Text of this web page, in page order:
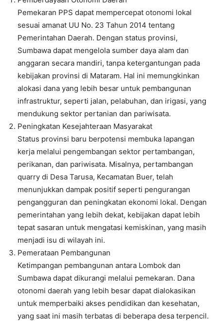
Pemekaran PPS dapat mempercepat otonomi lokal
sesuai amanat UU No. 23 Tahun 2014 tentang
Pemerintahan Daerah. Dengan status provinsi,
Sumbawa dapat mengelola sumber daya alam dan
anggaran secara mandiri, tanpa ketergantungan pada
kebijakan provinsi di Mataram. Hal ini memungkinkan
alokasi dana yang lebih besar untuk pembangunan
infrastruktur, seperti jalan, pelabuhan, dan irigasi, yang
mendukung sektor pertanian dan pariwisata.
Peningkatan Kesejahteraan Masyarakat
Status provinsi baru berpotensi membuka lapangan
kerja melalui pengembangan sektor pertambangan,
perikanan, dan pariwisata. Misalnya, pertambangan
quarry di Desa Tarusa, Kecamatan Buer, telah
menunjukkan dampak positif seperti pengurangan
pengangguran dan peningkatan ekonomi lokal. Dengan
pemerintahan yang lebih dekat, kebijakan dapat lebih
tepat sasaran untuk mengatasi kemiskinan, yang masih
menjadi isu di wilayah ini.
Pemerataan Pembangunan
Ketimpangan pembangunan antara Lombok dan
Sumbawa dapat dikurangi melalui pemekaran. Dana
otonomi daerah yang lebih besar dapat dialokasikan
untuk memperbaiki akses pendidikan dan kesehatan,
yang saat ini masih terbatas di beberapa desa terpencil.